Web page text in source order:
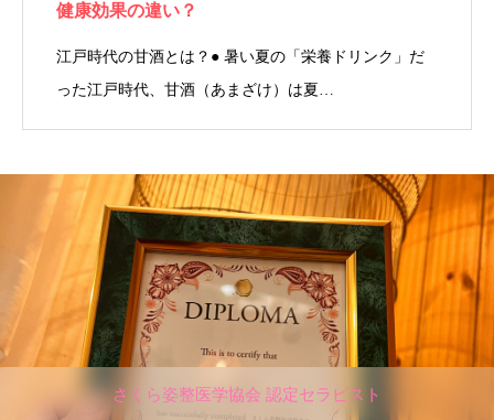
健康効果の違い？
江戸時代の甘酒とは？● 暑い夏の「栄養ドリンク」だ
った江戸時代、甘酒（あまざけ）は夏…
さくら姿整医学協会 認定セラピスト